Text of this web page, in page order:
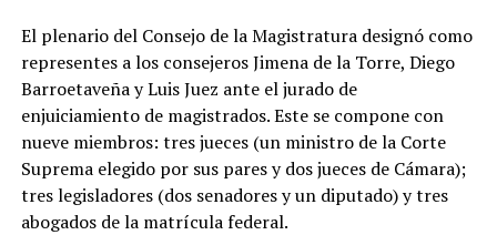
El plenario del Consejo de la Magistratura designó como
representes a los consejeros Jimena de la Torre, Diego
Barroetaveña y Luis Juez ante el jurado de
enjuiciamiento de magistrados. Este se compone con
nueve miembros: tres jueces (un ministro de la Corte
Suprema elegido por sus pares y dos jueces de Cámara);
tres legisladores (dos senadores y un diputado) y tres
abogados de la matrícula federal.